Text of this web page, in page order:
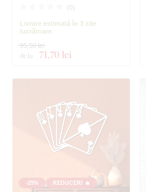
( 0)
Livrare estimată în 3 zile
lucrătoare
de la 71,70 lei
95,50 lei
-25% REDUCERI 🔥